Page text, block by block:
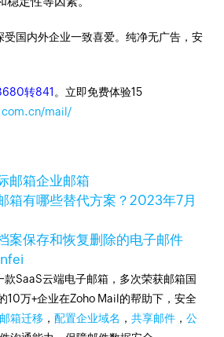
受国内外企业一致喜爱。纯净无广告，安
转841 。立即免费体验15
mail/
邮箱企业邮箱
箱有哪些替代方案？2023年7月
案保存和恢复删除的电子邮件
SaaS云端电子邮箱，多次荣获邮箱国
10万+企业在Zoho Mail的帮助下，安全
邮箱迁移 ，配置企业域名 ，共享邮件 ，公